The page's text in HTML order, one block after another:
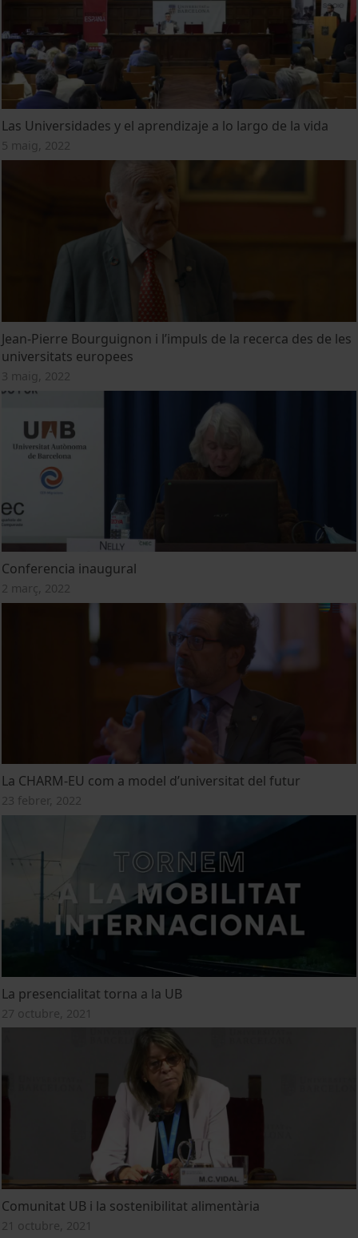
Las Universidades y el aprendizaje a lo largo de la vida
5 maig, 2022
Jean-Pierre Bourguignon i l’impuls de la recerca des de les
universitats europees
3 maig, 2022
Conferencia inaugural
2 març, 2022
La CHARM-EU com a model d’universitat del futur
23 febrer, 2022
La presencialitat torna a la UB
27 octubre, 2021
Comunitat UB i la sostenibilitat alimentària
21 octubre, 2021